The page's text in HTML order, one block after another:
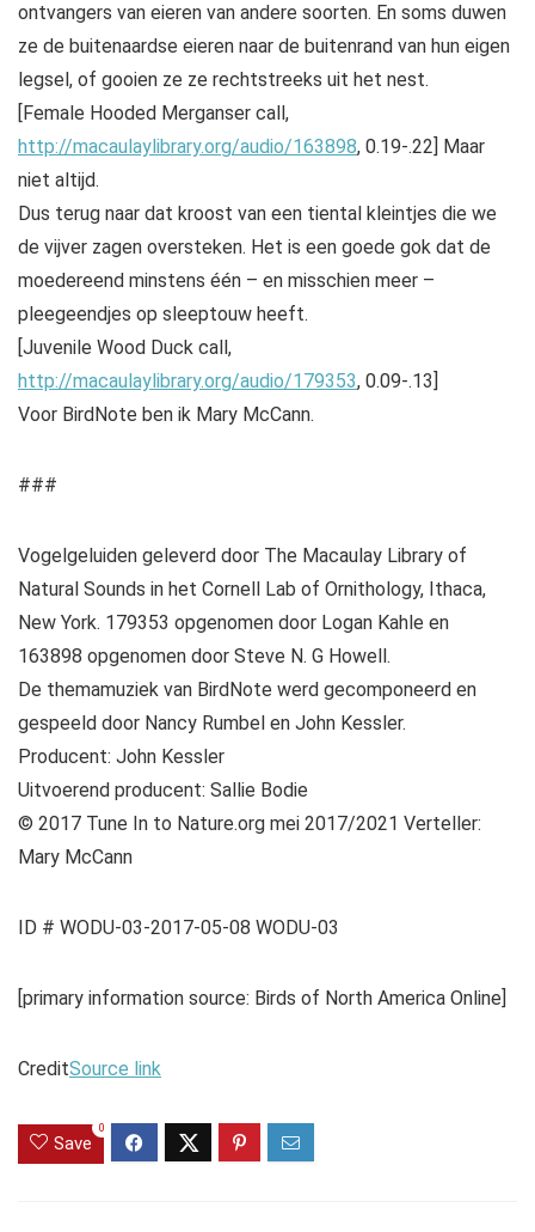
ontvangers van eieren van andere soorten. En soms duwen
ze de buitenaardse eieren naar de buitenrand van hun eigen
legsel, of gooien ze ze rechtstreeks uit het nest.
[Female Hooded Merganser call,
http://macaulaylibrary.org/audio/163898, 0.19-.22] Maar
niet altijd.
Dus terug naar dat kroost van een tiental kleintjes die we
de vijver zagen oversteken. Het is een goede gok dat de
moedereend minstens één – en misschien meer –
pleegeendjes op sleeptouw heeft.
[Juvenile Wood Duck call,
http://macaulaylibrary.org/audio/179353, 0.09-.13]
Voor BirdNote ben ik Mary McCann.
###
Vogelgeluiden geleverd door The Macaulay Library of
Natural Sounds in het Cornell Lab of Ornithology, Ithaca,
New York. 179353 opgenomen door Logan Kahle en
163898 opgenomen door Steve N. G Howell.
De themamuziek van BirdNote werd gecomponeerd en
gespeeld door Nancy Rumbel en John Kessler.
Producent: John Kessler
Uitvoerend producent: Sallie Bodie
© 2017 Tune In to Nature.org mei 2017/2021 Verteller:
Mary McCann
ID # WODU-03-2017-05-08 WODU-03
[primary information source: Birds of North America Online]
CreditSource link
Save
0